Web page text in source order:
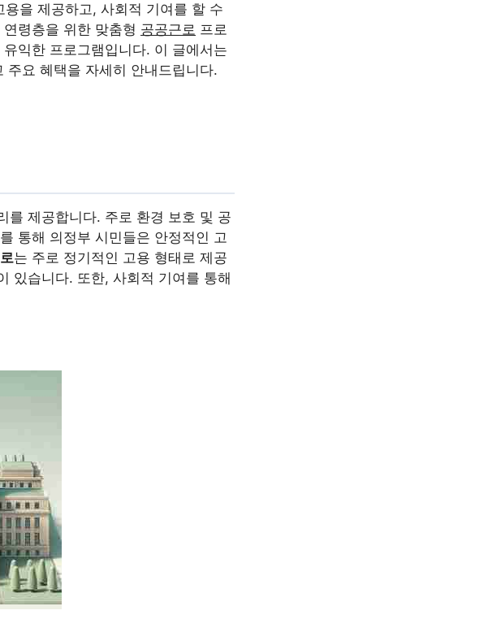
을 제공하고, 사회적 기여를 할 수
령층을 위한 맞춤형 공공근로 프로
익한 프로그램입니다. 이 글에서는
요 혜택을 자세히 안내드립니다.
를 제공합니다. 주로 환경 보호 및 공
통해 의정부 시민들은 안정적인 고
는 주로 정기적인 고용 형태로 제공
있습니다. 또한, 사회적 기여를 통해